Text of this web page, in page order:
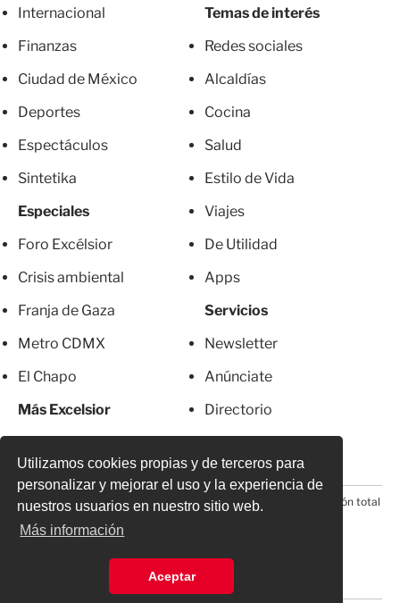
Utilizamos cookies propias y de terceros para
personalizar y mejorar el uso y la experiencia de
nuestros usuarios en nuestro sitio web.
Más información
Aceptar
Internacional
Finanzas
Ciudad de México
Deportes
Espectáculos
Sintetika
Especiales
Foro Excélsior
Crisis ambiental
Franja de Gaza
Metro CDMX
El Chapo
Más Excelsior
Temas de interés
Redes sociales
Alcaldías
Cocina
Salud
Estilo de Vida
Viajes
De Utilidad
Apps
Servicios
Newsletter
Anúnciate
Directorio
© 2026 Todos los derechos reservados. Prohibida la reproducción total
o parcial, incluyendo cualquier medio electrónico*